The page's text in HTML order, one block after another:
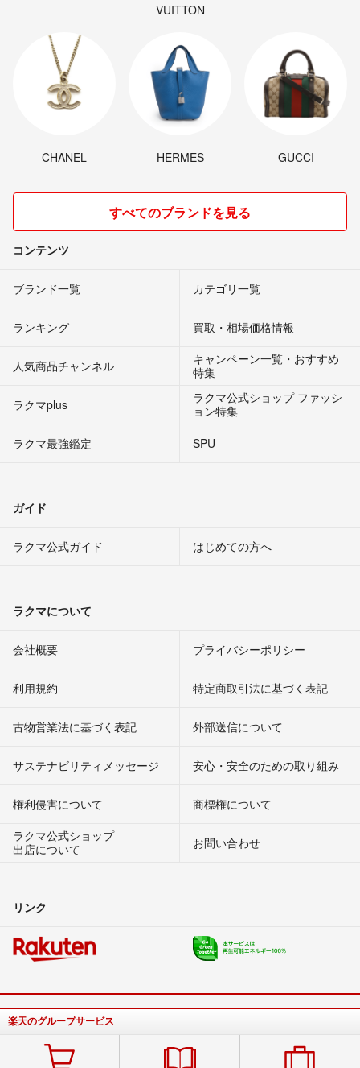
VUITTON
CHANEL HERMES GUCCI
すべてのブランドを見る
コンテンツ
ブランド一覧 カテゴリ一覧
ランキング 買取・相場価格情報
人気商品チャンネル
キャンペーン一覧・おすすめ
特集
ラクマplus
ラクマ公式ショップ ファッシ
ョン特集
ラクマ最強鑑定
SPU
ガイド
ラクマ公式ガイド はじめての方へ
ラクマについて
会社概要 プライバシーポリシー
利用規約 特定商取引法に基づく表記
古物営業法に基づく表記 外部送信について
サステナビリティメッセージ 安心・安全のための取り組み
権利侵害について
商標権について
ラクマ公式ショップ
出店について
お問い合わせ
リンク
楽天のグループサービス